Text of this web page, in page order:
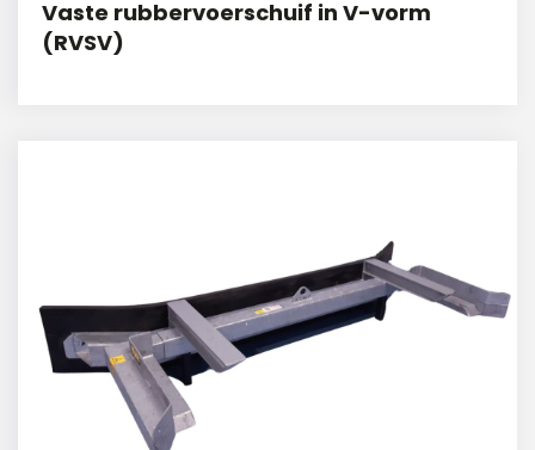
Vaste rubbervoerschuif in V-vorm
(RVSV)